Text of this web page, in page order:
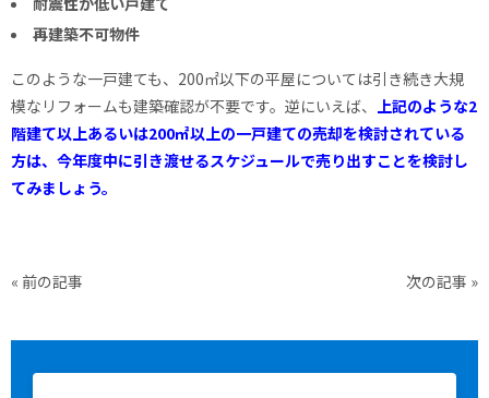
再建築不可物件
このような一戸建ても、200㎡以下の平屋については引き続き大規
模なリフォームも建築確認が不要です。逆にいえば、 上記のような2
階建て以上あるいは200㎡以上の一戸建ての売却を検討されている
方は、今年度中に引き渡せるスケジュールで売り出すことを検討し
てみましょう。
« 前の記事 次の記事 »